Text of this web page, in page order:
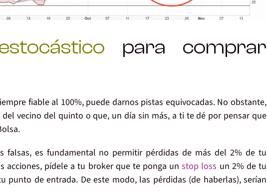
para comprar
fiable al 100%, puede darnos pistas equivocadas. No obstante,
vecino del quinto o que, un día sin más, a ti te dé por pensar que
falsas, es fundamental no permitir pérdidas de más del 2% de tu
acciones, pídele a tu broker que te ponga unstop loss un 2% de tu
punto de entrada. De este modo, las pérdidas (de haberlas), serían